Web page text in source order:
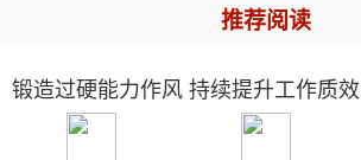
推荐阅读
锻造过硬能力作风 持续提升工作质效